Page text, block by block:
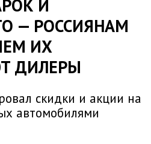
И
— РОССИЯНАМ
ИХ
ДИЛЕРЫ
скидки и акции на
автомобилями